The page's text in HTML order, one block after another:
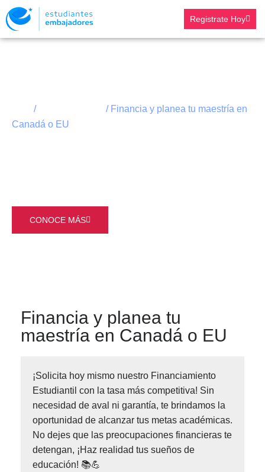
Registrate Hoy
/
/ Financia y planea tu maestría en
Canadá o EU
CONOCE MÁS
Financia y planea tu
maestría en Canadá o EU
¡Solicita hoy mismo nuestro Financiamiento
Estudiantil con la tasa más competitiva! Sin
necesidad de aval ni garantía, te brindamos la
oportunidad de alcanzar tus metas académicas.
No dejes que las preocupaciones financieras te
detengan, ¡Haz realidad tus sueños de
educación! 📚💪